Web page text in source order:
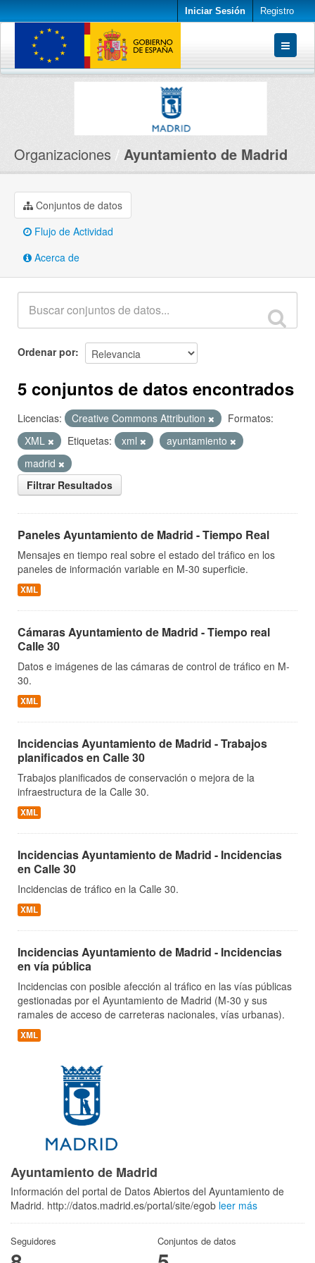
Iniciar Sesión Registro
Conjuntos de datos
Organizaciones Ayuntamiento de Madrid
Conjuntos de datos
Flujo de Actividad
Acerca de
Ordenar por
5 conjuntos de datos encontrados
Licencias: Creative Commons Attribution
Formatos:
XML
Etiquetas: xml
ayuntamiento
madrid
Filtrar Resultados
Paneles Ayuntamiento de Madrid - Tiempo Real
Mensajes en tiempo real sobre el estado del tráfico en los
paneles de información variable en M-30 superficie.
XML
Cámaras Ayuntamiento de Madrid - Tiempo real
Calle 30
Datos e imágenes de las cámaras de control de tráfico en M-
30.
XML
Incidencias Ayuntamiento de Madrid - Trabajos
planificados en Calle 30
Trabajos planificados de conservación o mejora de la
infraestructura de la Calle 30.
XML
Incidencias Ayuntamiento de Madrid - Incidencias
en Calle 30
Incidencias de tráfico en la Calle 30.
XML
Incidencias Ayuntamiento de Madrid - Incidencias
en vía pública
Incidencias con posible afección al tráfico en las vías públicas
gestionadas por el Ayuntamiento de Madrid (M-30 y sus
ramales de acceso de carreteras nacionales, vías urbanas).
XML
Ayuntamiento de Madrid
Información del portal de Datos Abiertos del Ayuntamiento de
Madrid. http://datos.madrid.es/portal/site/egob leer más
Seguidores Conjuntos de datos